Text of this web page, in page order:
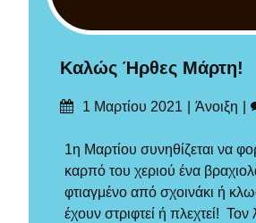
Καλώς Ήρθες Μάρτη!
Δημοσιεύτηκε
1 Μαρτίου 2021 Άνοιξη
1η Μαρτίου συνηθίζεται να
καρπό του χεριού ένα
φτιαγμένο από σχοινάκι ή
έχουν στριφτεί ή πλεχτεί! Τον